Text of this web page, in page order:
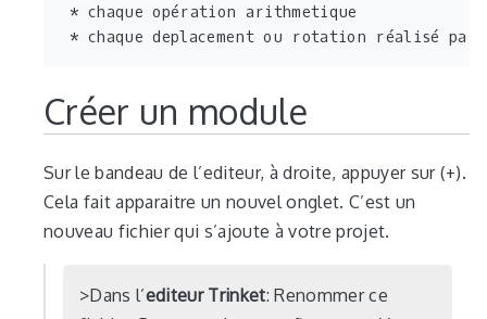
* chaque opération arithmetique
Créer un module
Sur le bandeau de l’editeur, à droite, appuyer sur (+).
Cela fait apparaitre un nouvel onglet. C’est un
nouveau fichier qui s’ajoute à votre projet.
Dans l’editeur Trinket: Renommer ce